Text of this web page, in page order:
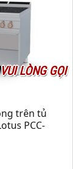
VUI LÒNG GỌI
trên tủ
PCC-